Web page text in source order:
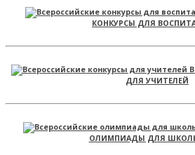
КОНКУРСЫ ДЛЯ
ДЛЯ УЧИТЕЛЕЙ
ОЛИМПИАДЫ ДЛЯ